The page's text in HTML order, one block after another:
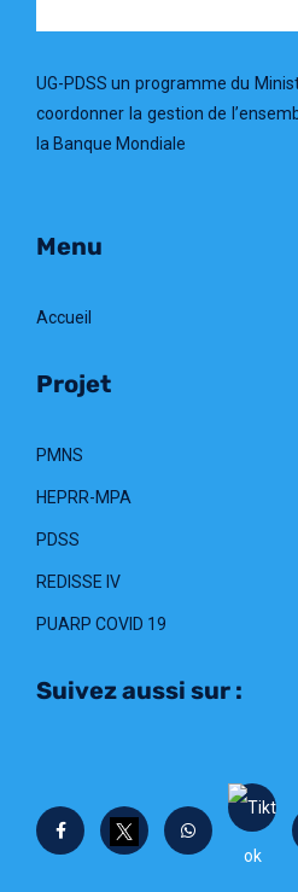
UG-PDSS un programme du
coordonner la gestion de
la Banque Mondiale
Menu
Accueil
Projet
PMNS
HEPRR-MPA
PDSS
REDISSE IV
PUARP COVID 19
Suivez aussi sur :